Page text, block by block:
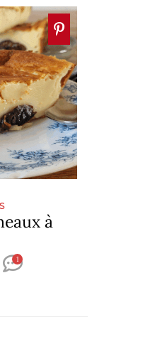
à
1